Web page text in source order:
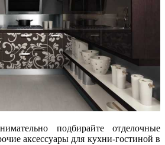
подбирайте отделочные
аксессуары для кухни-гостиной в